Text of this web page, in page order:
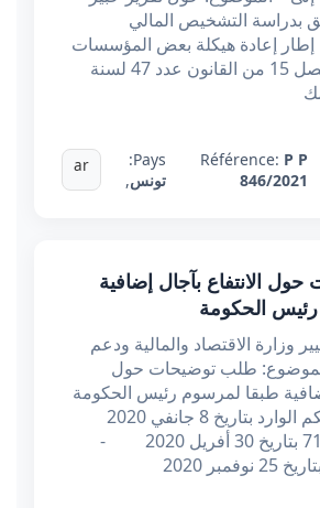
بدراسة التشخيص المالي
إعادة هيكلة بعض المؤسسات
طبقا لأحكام الفصل 15 من القانون عدد 47 لسنة
Référence: P P
846/2021
Pays:
تونس,
ar
الانتفاع بآجال إضافية
الحكومة
وزارة الاقتصاد والمالية ودعم
الموضوع: طلب توضيحات حول
طبقا لمرسوم رئيس الحكومة
- مكتوبي عدد 713 بتاريخ 30 أفريل 2020 -
2020